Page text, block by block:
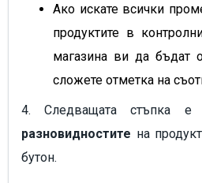
Ако искате всички
продуктите в
магазина ви да бъдат
сложете отметка на
4. Следващата стъпка
разновидностите на
бутон.